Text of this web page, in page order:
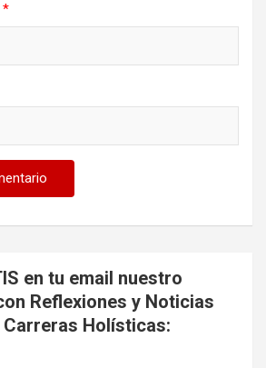
*
en tu email nuestro
Reflexiones y Noticias
Holísticas: